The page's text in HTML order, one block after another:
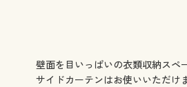
壁面を目いっぱいの衣類収納スペ
サイドカーテンはお使いいただけ